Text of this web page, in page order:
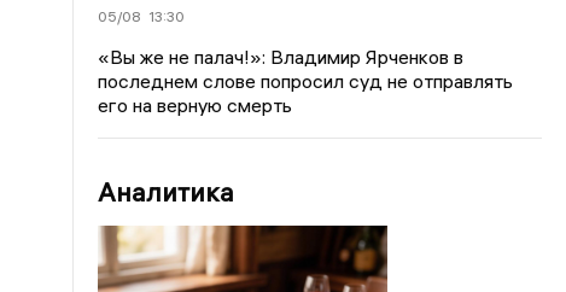
05/08 13:30
«Вы же не палач!»: Владимир Ярченков в
последнем слове попросил суд не отправлять
его на верную смерть
Аналитика